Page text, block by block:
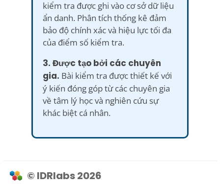
kiểm tra được ghi vào cơ sở dữ liệu
ẩn danh. Phân tích thống kê đảm
bảo độ chính xác và hiệu lực tối đa
của điểm số kiểm tra.
3. Được tạo bởi các chuyên
gia. Bài kiểm tra được thiết kế với
ý kiến đóng góp từ các chuyên gia
về tâm lý học và nghiên cứu sự
khác biệt cá nhân.
© IDRlabs 2026